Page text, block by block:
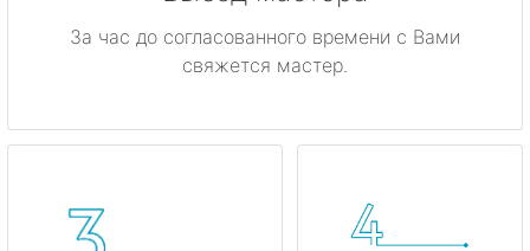
За час до согласованного времени с Вами
свяжется мастер.